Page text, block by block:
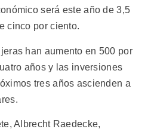
será este año de 3,5
cinco por ciento.
han aumento en 500 por
años y las inversiones
tres años ascienden a
Albrecht Raedecke,